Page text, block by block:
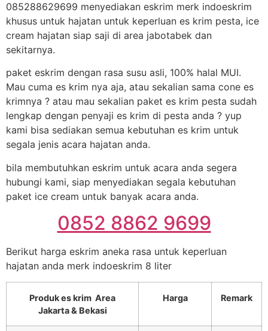
085288629699 menyediakan eskrim merk indoeskrim
khusus untuk hajatan untuk keperluan es krim pesta, ice
cream hajatan siap saji di area jabotabek dan
sekitarnya.
paket eskrim dengan rasa susu asli, 100% halal MUI.
Mau cuma es krim nya aja, atau sekalian sama cone es
krimnya ? atau mau sekalian paket es krim pesta sudah
lengkap dengan penyaji es krim di pesta anda ? yup
kami bisa sediakan semua kebutuhan es krim untuk
segala jenis acara hajatan anda.
bila membutuhkan eskrim untuk acara anda segera
hubungi kami, siap menyediakan segala kebutuhan
paket ice cream untuk banyak acara anda.
0852 8862 9699
Berikut harga eskrim aneka rasa untuk keperluan
hajatan anda merk indoeskrim 8 liter
Produk es krim Area
Jakarta & Bekasi
Harga Remark